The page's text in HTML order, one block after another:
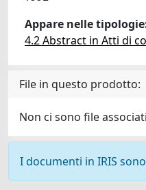
Appare nelle
4.2 Abstract in Atti di
File in questo prodotto:
Non ci sono file
I documenti in IRIS